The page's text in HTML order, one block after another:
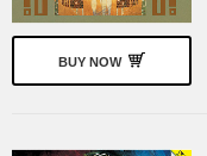
BUY NOW